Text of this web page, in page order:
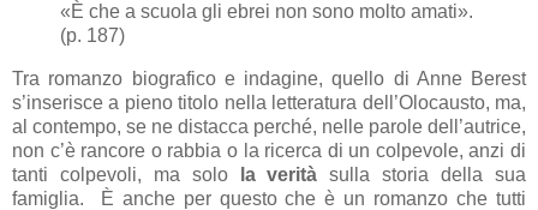
«È che a scuola gli ebrei non sono molto amati».
(p. 187)
Tra romanzo biografico e indagine, quello di Anne Berest
s’inserisce a pieno titolo nella letteratura dell’Olocausto, ma,
al contempo, se ne distacca perché, nelle parole dell’autrice,
non c’è rancore o rabbia o la ricerca di un colpevole, anzi di
tanti colpevoli, ma solo
la verità sulla storia della sua
famiglia.
È anche per questo che è un romanzo che tutti